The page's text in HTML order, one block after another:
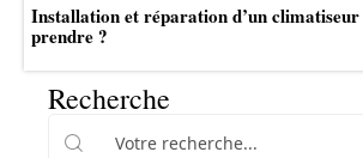
Installation et réparation d’un climatiseur
prendre ?
Recherche